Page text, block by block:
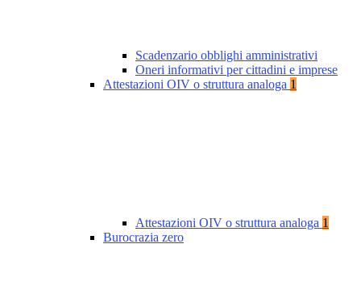
Scadenzario obblighi amministrativi
Oneri informativi per cittadini e imprese
Attestazioni OIV o struttura analoga 1
Attestazioni OIV o struttura analoga 1
Burocrazia zero